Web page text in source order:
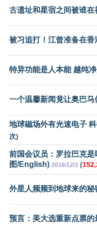
古遗址和星宿之间被谁在
被习追打！江曾准备在香
特异功能是人本能 越纯
一个温馨新闻竟让奥巴马
地球磁场外有光速电子
次)
前国会议员：罗拉巴克
图/English) 2016/12/3 (
外星人频频到地球来的秘
预言：美大选重新点票的